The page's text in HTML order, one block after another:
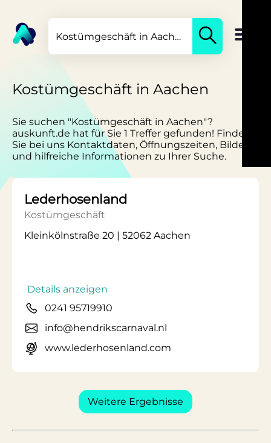
Kostümgeschäft in Aachen
Sie suchen "Kostümgeschäft in Aachen"?
auskunft.de hat für Sie 1 Treffer gefunden! Finden
Sie bei uns Kontaktdaten, Öffnungszeiten, Bilder
und hilfreiche Informationen zu Ihrer Suche.
Lederhosenland
Kostümgeschäft
Kleinkölnstraße 20 | 52062 Aachen
Details anzeigen
0241 95719910
info@hendrikscarnaval.nl
www.lederhosenland.com
Weitere Ergebnisse